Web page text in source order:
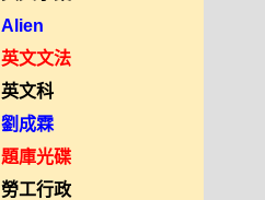
Alien
英文文法
英文科
劉成霖
題庫光碟
勞工行政